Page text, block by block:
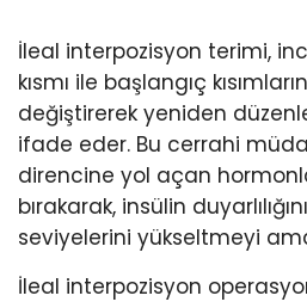
İleal interpozisyon terimi,
kısmı ile başlangıç
değiştirerek yeniden
ifade eder. Bu cerrahi
direncine yol açan
bırakarak, insülin
seviyelerini yükseltmeyi
İleal interpozisyon